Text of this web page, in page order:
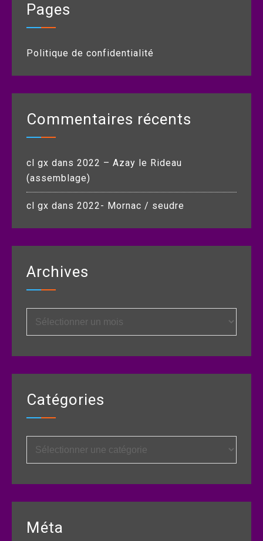
Pages
Politique de confidentialité
Commentaires récents
cl gx dans 2022 – Azay le Rideau
(assemblage)
cl gx dans 2022- Mornac / seudre
Archives
Catégories
Méta